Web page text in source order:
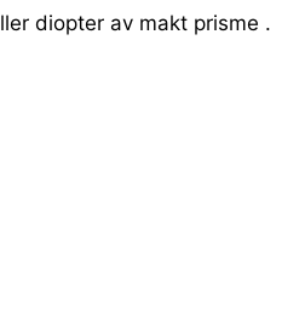
diopter av makt prisme .